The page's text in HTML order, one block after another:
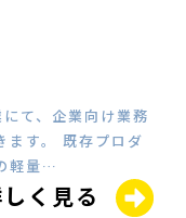
て、企業向け業務
ます。 既存プロダ
軽量…
く見る